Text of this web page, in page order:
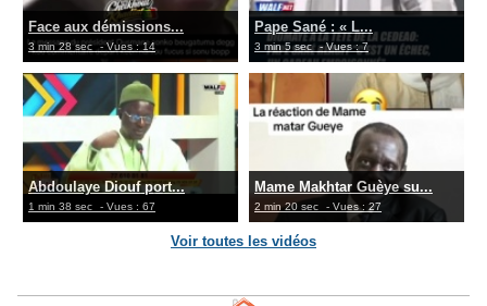
Face aux démissions...
3 min 28 sec - Vues : 14
Pape Sané : « L...
3 min 5 sec - Vues : 7
Abdoulaye Diouf port...
1 min 38 sec - Vues : 67
Mame Makhtar Guèye su...
2 min 20 sec - Vues : 27
Voir toutes les vidéos